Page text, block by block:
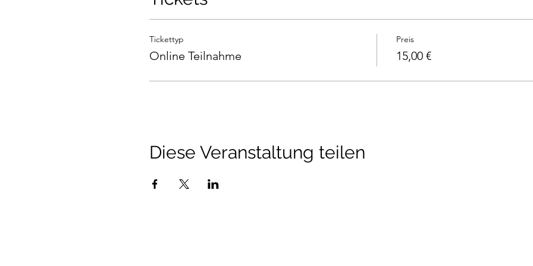
Tickettyp
Online Teilnahme
Preis
15,00 €
Diese Veranstaltung teilen